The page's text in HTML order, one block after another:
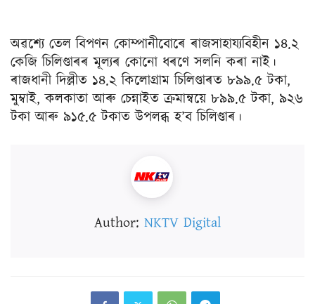
অৱশ্যে তেল বিপণন কোম্পানীবোৰে ৰাজসাহায্যবিহীন ১৪.২
কেজি চিলিণ্ডাৰৰ মূল্যৰ কোনো ধৰণে সলনি কৰা নাই।
ৰাজধানী দিল্লীত ১৪.২ কিলোগ্ৰাম চিলিণ্ডাৰত ৮৯৯.৫ টকা,
মুম্বাই, কলকাতা আৰু চেন্নাইত ক্ৰমান্বয়ে ৮৯৯.৫ টকা, ৯২৬
টকা আৰু ৯১৫.৫ টকাত উপলব্ধ হ’ব চিলিণ্ডাৰ।
Author: NKTV Digital